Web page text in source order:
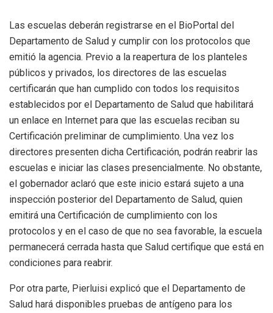
Las escuelas deberán registrarse en el BioPortal del
Departamento de Salud y cumplir con los protocolos que
emitió la agencia. Previo a la reapertura de los planteles
públicos y privados, los directores de las escuelas
certificarán que han cumplido con todos los requisitos
establecidos por el Departamento de Salud que habilitará
un enlace en Internet para que las escuelas reciban su
Certificación preliminar de cumplimiento. Una vez los
directores presenten dicha Certificación, podrán reabrir las
escuelas e iniciar las clases presencialmente. No obstante,
el gobernador aclaró que este inicio estará sujeto a una
inspección posterior del Departamento de Salud, quien
emitirá una Certificación de cumplimiento con los
protocolos y en el caso de que no sea favorable, la escuela
permanecerá cerrada hasta que Salud certifique que está en
condiciones para reabrir.
Por otra parte, Pierluisi explicó que el Departamento de
Salud hará disponibles pruebas de antígeno para los